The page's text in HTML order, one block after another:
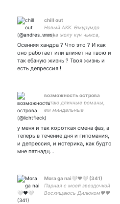
chill out
Новый АКК. Өмүрүмдө
канча жолу күн чыкса,
көңүлүмө сен дагы ошончо
керексин!
Осенняя хандра ? Что это ? И как
оно работает или влияет на твою и
так ебаную жизнь ? Твоя жизнь и
есть депрессия !
возможность острова
читаю длинные романы,
ем миндальные
круассаны, фотографирую
у меня и так короткая смена фаз, а
теперь в течение дня и гипомания,
и депрессия, и истерика, как будто
мне пятнадц…
Mora ga nai🤍❤️🤍 (341)
Парная с моей звездочкой
Восхищаюсь Дилюком❤️❤️